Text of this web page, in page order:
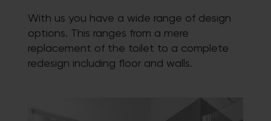
With us you have a wide range of design
options. This ranges from a mere
replacement of the toilet to a complete
redesign including floor and walls.